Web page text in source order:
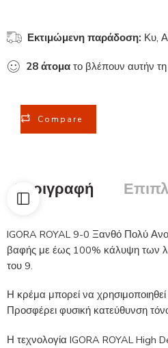
Εκτιμώμενη παράδοση: Κυ,
28 άτομα το βλέπουν αυτήν τη
Compare
Περιγραφή
IGORA ROYAL 9-0 Ξανθό Πολύ
βαφής με έως 100% κάλυψη των
του 9.
Η κρέμα μπορεί να χρησιμοποιηθεί
Προσφέρει φυσική κατεύθυνση
Η τεχνολογία IGORA ROYAL High